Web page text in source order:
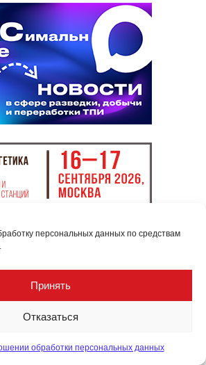
персональных данных по средствам
Принять
Отказаться
обработки персональных данных